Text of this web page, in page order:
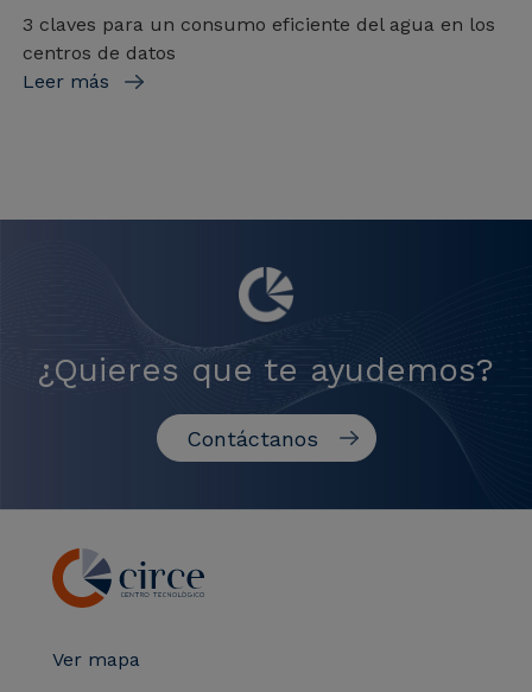
3 claves para un consumo eficiente del agua en los
centros de datos
Leer más
¿Quieres que te ayudemos?
Contáctanos
Ver mapa